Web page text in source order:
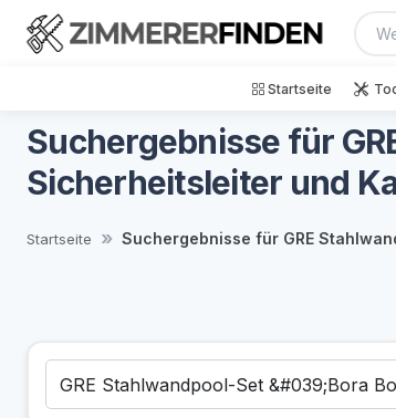
Startseite
Suchergebnisse für
Sicherheitsleiter und
Startseite Suchergebnisse für GRE